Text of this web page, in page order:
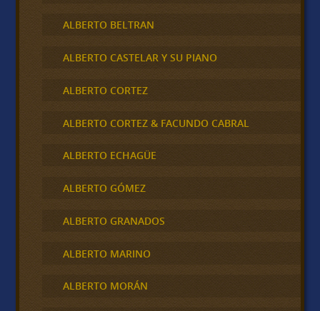
ALBERTO BELTRAN
ALBERTO CASTELAR Y SU PIANO
ALBERTO CORTEZ
ALBERTO CORTEZ & FACUNDO CABRAL
ALBERTO ECHAGÜE
ALBERTO GÓMEZ
ALBERTO GRANADOS
ALBERTO MARINO
ALBERTO MORÁN